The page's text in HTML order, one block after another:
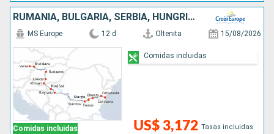
RUMANIA, BULGARIA, SERBIA, HUNGRÍA, ESLOVAQUIA, AUSTRIA
Comidas incluidas
MS Europe 12 d Oltenita 15/08/2026
US$ 3,172 Tasas incluidas
Comidas incluidas